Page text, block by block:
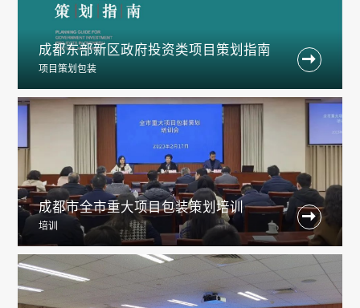
成都东部新区政府投资类项目策划指南
项目策划包装

成都市全市重大项目包装策划培训
培训
